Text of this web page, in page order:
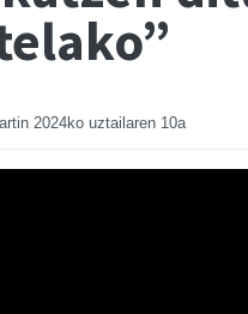
2024ko uztailaren 10a